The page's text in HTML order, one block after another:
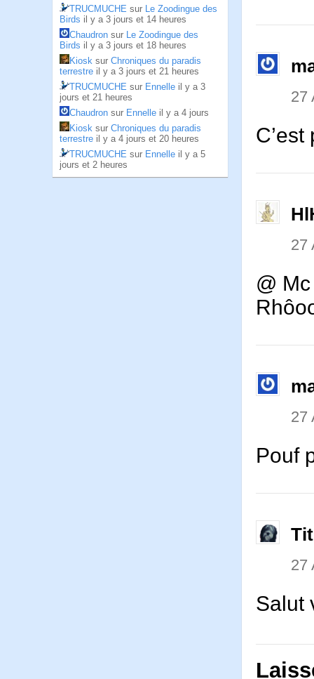
TRUCMUCHE sur Le Zoodingue des
Birds il y a 3 jours et 14 heures
Chaudron sur Le Zoodingue des
Birds il y a 3 jours et 18 heures
Kiosk sur Chroniques du paradis
terrestre il y a 3 jours et 21 heures
TRUCMUCHE sur Ennelle il y a 3
jours et 21 heures
Chaudron sur Ennelle il y a 4 jours
Kiosk sur Chroniques du paradis
terrestre il y a 4 jours et 20 heures
TRUCMUCHE sur Ennelle il y a 5
jours et 2 heures
27
27
@
27
Pouf
27
Salut